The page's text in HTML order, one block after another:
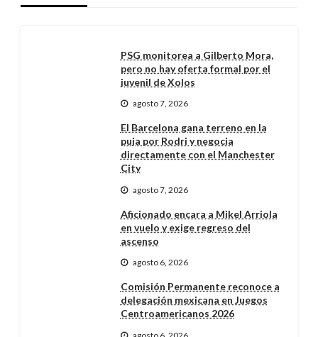
PSG monitorea a Gilberto Mora,
pero no hay oferta formal por el
juvenil de Xolos
agosto 7, 2026
El Barcelona gana terreno en la
puja por Rodri y negocia
directamente con el Manchester
City
agosto 7, 2026
Aficionado encara a Mikel Arriola
en vuelo y exige regreso del
ascenso
agosto 6, 2026
Comisión Permanente reconoce a
delegación mexicana en Juegos
Centroamericanos 2026